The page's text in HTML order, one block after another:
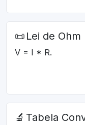
📜 Lei de Ohm
V = I * R.
🔬 Tabela